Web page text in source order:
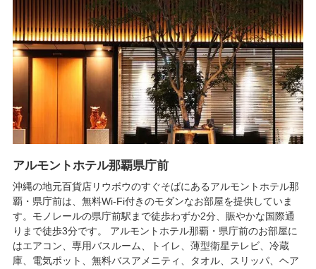
アルモントホテル那覇県庁前
沖縄の地元百貨店リウボウのすぐそばにあるアルモントホテル那
覇・県庁前は、無料Wi-Fi付きのモダンなお部屋を提供していま
す。モノレールの県庁前駅まで徒歩わずか2分、賑やかな国際通
りまで徒歩3分です。 アルモントホテル那覇・県庁前のお部屋に
はエアコン、専用バスルーム、トイレ、薄型衛星テレビ、冷蔵
庫、電気ポット、無料バスアメニティ、タオル、スリッパ、ヘア